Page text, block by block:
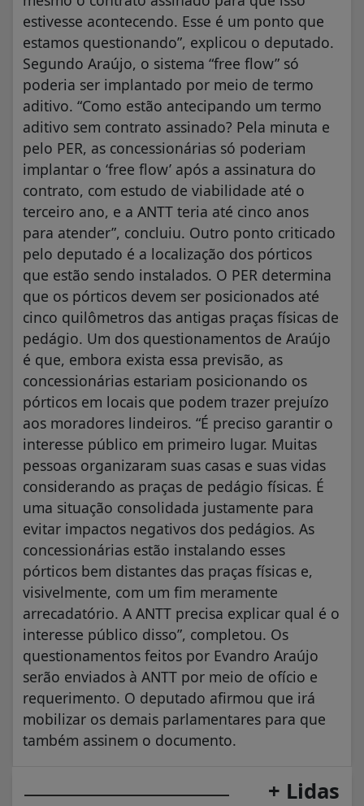
estivesse acontecendo. Esse é um ponto que
estamos questionando”, explicou o deputado.
Segundo Araújo, o sistema “free flow” só
poderia ser implantado por meio de termo
aditivo. “Como estão antecipando um termo
aditivo sem contrato assinado? Pela minuta e
pelo PER, as concessionárias só poderiam
implantar o ‘free flow’ após a assinatura do
contrato, com estudo de viabilidade até o
terceiro ano, e a ANTT teria até cinco anos
para atender”, concluiu. Outro ponto criticado
pelo deputado é a localização dos pórticos
que estão sendo instalados. O PER determina
que os pórticos devem ser posicionados até
cinco quilômetros das antigas praças físicas de
pedágio. Um dos questionamentos de Araújo
é que, embora exista essa previsão, as
concessionárias estariam posicionando os
pórticos em locais que podem trazer prejuízo
aos moradores lindeiros. “É preciso garantir o
interesse público em primeiro lugar. Muitas
pessoas organizaram suas casas e suas vidas
considerando as praças de pedágio físicas. É
uma situação consolidada justamente para
evitar impactos negativos dos pedágios. As
concessionárias estão instalando esses
pórticos bem distantes das praças físicas e,
visivelmente, com um fim meramente
arrecadatório. A ANTT precisa explicar qual é o
interesse público disso”, completou. Os
questionamentos feitos por Evandro Araújo
serão enviados à ANTT por meio de ofício e
requerimento. O deputado afirmou que irá
mobilizar os demais parlamentares para que
também assinem o documento.
+ Lidas